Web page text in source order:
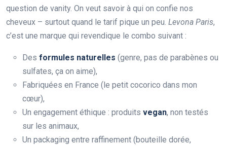
question de vanity. On veut savoir à qui on confie nos
cheveux – surtout quand le tarif pique un peu. Levona Paris,
c’est une marque qui revendique le combo suivant :
Des formules naturelles (genre, pas de parabènes ou
sulfates, ça on aime),
Fabriquées en France (le petit cocorico dans mon
cœur),
Un engagement éthique : produits vegan, non testés
sur les animaux,
Un packaging entre raffinement (bouteille dorée,